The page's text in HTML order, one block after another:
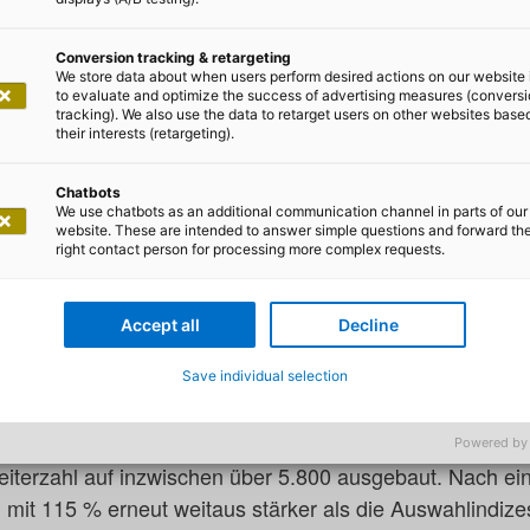
in den SDAX auf:
Digitalisierungspartner in
und Softwareentwicklungsunternehmen adesso SE
Börse gestern Abend nach ihrer jüngsten
Indizes bekannt. Die Aufnahme in den SDAX wird
zu den 70 größten Unternehmen in Bezug auf die
von DAX und MDAX.
des Investoreninteresses an dem stark wachsenden
in den letzten zehn Jahren den Umsatz im Schnitt
auf inzwischen über 5.800 ausgebaut. Nach
115 % erneut weitaus stärker als die
Conversion tracking & retargeting
We store data about when users perform desired actions on our website
to evaluate and optimize the success of advertising measures
tracking). We also use the data to retarget users on other websites
their interests (retargeting).
Chatbots
We use chatbots as an additional communication channel in parts of our
website. These are intended to answer simple questions and forward
right contact person for processing more complex requests.
Accept all Decline
Save individual selection
Powered by